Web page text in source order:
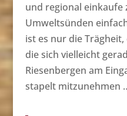
und regional einkaufe
Umweltsünden
ist es nur die Trägheit,
die sich vielleicht
Riesenbergen am
stapelt mitzunehmen